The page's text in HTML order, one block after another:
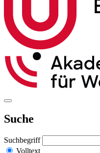
Suche
Suchbegriff
Volltext